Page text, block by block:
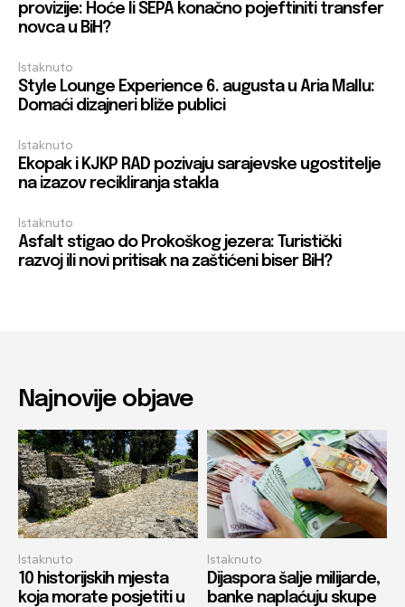
provizije: Hoće li SEPA konačno pojeftiniti transfer
novca u BiH?
Istaknuto
Style Lounge Experience 6. augusta u Aria Mallu:
Domaći dizajneri bliže publici
Istaknuto
Ekopak i KJKP RAD pozivaju sarajevske ugostitelje
na izazov recikliranja stakla
Istaknuto
Asfalt stigao do Prokoškog jezera: Turistički
razvoj ili novi pritisak na zaštićeni biser BiH?
Najnovije objave
Istaknuto
10 historijskih mjesta
koja morate posjetiti u
Istaknuto
Dijaspora šalje milijarde,
banke naplaćuju skupe